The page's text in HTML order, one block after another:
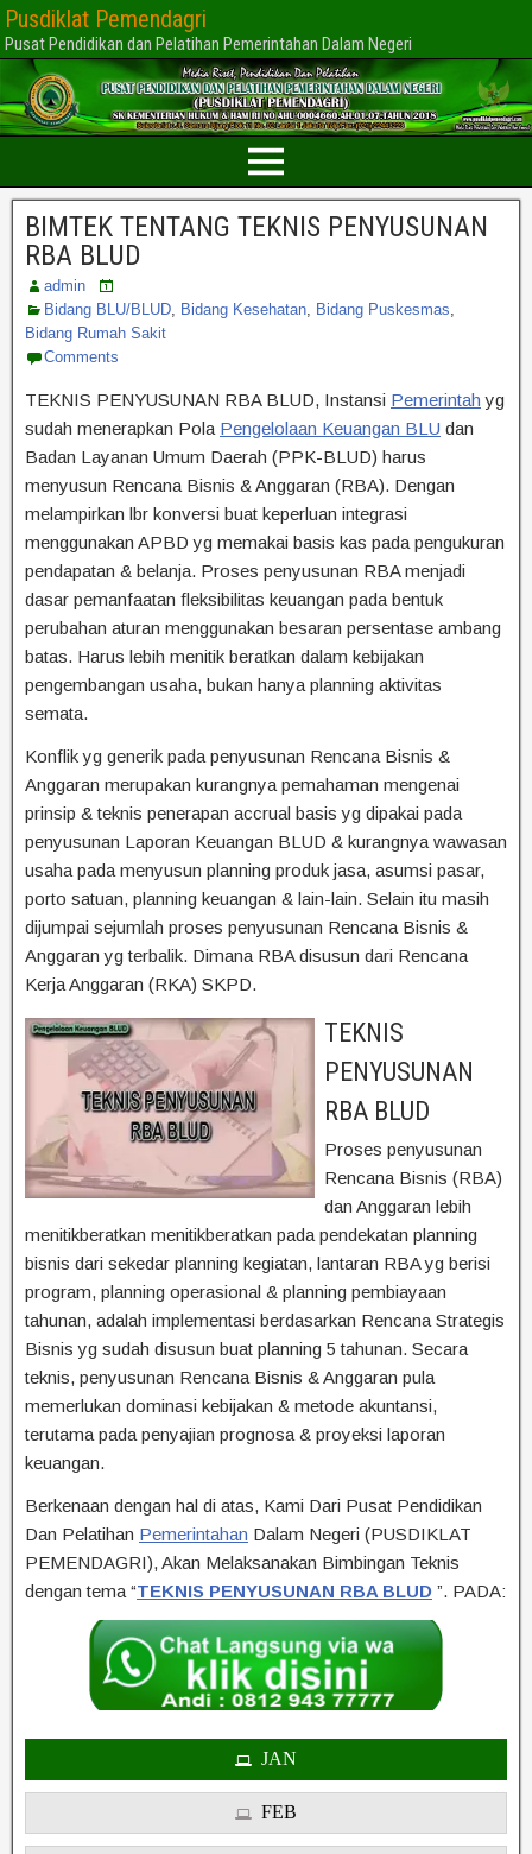
Pusdiklat Pemendagri
Pusat Pendidikan dan Pelatihan Pemerintahan Dalam Negeri
BIMTEK TENTANG TEKNIS PENYUSUNAN
RBA BLUD
admin
Bidang BLU/BLUD, Bidang Kesehatan, Bidang Puskesmas,
Bidang Rumah Sakit
Comments
TEKNIS PENYUSUNAN RBA BLUD, Instansi Pemerintah yg
sudah menerapkan Pola Pengelolaan Keuangan BLU dan
Badan Layanan Umum Daerah (PPK-BLUD) harus
menyusun Rencana Bisnis & Anggaran (RBA). Dengan
melampirkan lbr konversi buat keperluan integrasi
menggunakan APBD yg memakai basis kas pada pengukuran
pendapatan & belanja. Proses penyusunan RBA menjadi
dasar pemanfaatan fleksibilitas keuangan pada bentuk
perubahan aturan menggunakan besaran persentase ambang
batas. Harus lebih menitik beratkan dalam kebijakan
pengembangan usaha, bukan hanya planning aktivitas
semata.
Konflik yg generik pada penyusunan Rencana Bisnis &
Anggaran merupakan kurangnya pemahaman mengenai
prinsip & teknis penerapan accrual basis yg dipakai pada
penyusunan Laporan Keuangan BLUD & kurangnya wawasan
usaha pada menyusun planning produk jasa, asumsi pasar,
porto satuan, planning keuangan & lain-lain. Selain itu masih
dijumpai sejumlah proses penyusunan Rencana Bisnis &
Anggaran yg terbalik. Dimana RBA disusun dari Rencana
Kerja Anggaran (RKA) SKPD.
TEKNIS
PENYUSUNAN
RBA BLUD
Proses penyusunan
Rencana Bisnis (RBA)
dan Anggaran lebih
menitikberatkan menitikberatkan pada pendekatan planning
bisnis dari sekedar planning kegiatan, lantaran RBA yg berisi
program, planning operasional & planning pembiayaan
tahunan, adalah implementasi berdasarkan Rencana Strategis
Bisnis yg sudah disusun buat planning 5 tahunan. Secara
teknis, penyusunan Rencana Bisnis & Anggaran pula
memerlukan dominasi kebijakan & metode akuntansi,
terutama pada penyajian prognosa & proyeksi laporan
keuangan.
Berkenaan dengan hal di atas, Kami Dari Pusat Pendidikan
Dan Pelatihan Pemerintahan Dalam Negeri (PUSDIKLAT
PEMENDAGRI), Akan Melaksanakan Bimbingan Teknis
dengan tema “TEKNIS PENYUSUNAN RBA BLUD ”. PADA:
JAN
FEB